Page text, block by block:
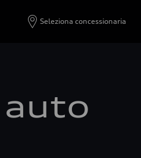
Seleziona concessionaria